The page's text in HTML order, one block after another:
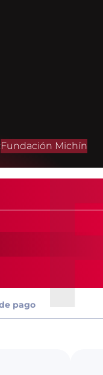
Fundación Michín
pago